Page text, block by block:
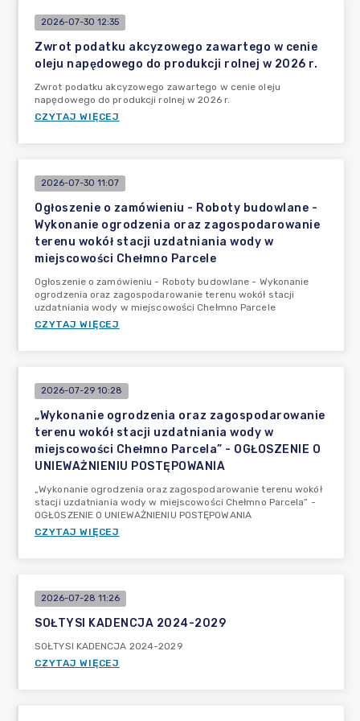
2026-07-30 12:35
Zwrot podatku akcyzowego zawartego w cenie
oleju napędowego do produkcji rolnej w 2026 r.
Zwrot podatku akcyzowego zawartego w cenie oleju
napędowego do produkcji rolnej w 2026 r.
CZYTAJ WIĘCEJ
2026-07-30 11:07
Ogłoszenie o zamówieniu - Roboty budowlane -
Wykonanie ogrodzenia oraz zagospodarowanie
terenu wokół stacji uzdatniania wody w
miejscowości Chełmno Parcele
Ogłoszenie o zamówieniu - Roboty budowlane - Wykonanie
ogrodzenia oraz zagospodarowanie terenu wokół stacji
uzdatniania wody w miejscowości Chełmno Parcele
CZYTAJ WIĘCEJ
2026-07-29 10:28
„Wykonanie ogrodzenia oraz zagospodarowanie
terenu wokół stacji uzdatniania wody w
miejscowości Chełmno Parcela” - OGŁOSZENIE O
UNIEWAŻNIENIU POSTĘPOWANIA
„Wykonanie ogrodzenia oraz zagospodarowanie terenu wokół
stacji uzdatniania wody w miejscowości Chełmno Parcela” -
OGŁOSZENIE O UNIEWAŻNIENIU POSTĘPOWANIA
CZYTAJ WIĘCEJ
2026-07-28 11:26
SOŁTYSI KADENCJA 2024-2029
SOŁTYSI KADENCJA 2024-2029
CZYTAJ WIĘCEJ